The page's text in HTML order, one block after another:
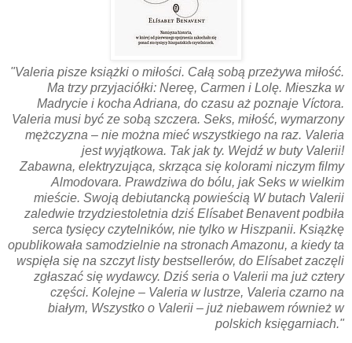
"Valeria pisze książki o miłości. Całą sobą przeżywa miłość.
Ma trzy przyjaciółki: Nereę, Carmen i Lolę. Mieszka w
Madrycie i kocha Adriana, do czasu aż poznaje Víctora.
Valeria musi być ze sobą szczera. Seks, miłość, wymarzony
mężczyzna – nie można mieć wszystkiego na raz. Valeria
jest wyjątkowa. Tak jak ty. Wejdź w buty Valerii!
Zabawna, elektryzująca, skrząca się kolorami niczym filmy
Almodovara. Prawdziwa do bólu, jak Seks w wielkim
mieście. Swoją debiutancką powieścią W butach Valerii
zaledwie trzydziestoletnia dziś Elísabet Benavent podbiła
serca tysięcy czytelników, nie tylko w Hiszpanii. Książkę
opublikowała samodzielnie na stronach Amazonu, a kiedy ta
wspięła się na szczyt listy bestsellerów, do Elísabet zaczęli
zgłaszać się wydawcy. Dziś seria o Valerii ma już cztery
części. Kolejne – Valeria w lustrze, Valeria czarno na
białym, Wszystko o Valerii – już niebawem również w
polskich księgarniach."